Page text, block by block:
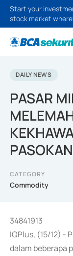
Start your
stock market
DAILY NEWS
PASAR
PASOKAN
CATEGORY
Commodity
34841913
IQPlus, (15/12) -
dalam beberapa